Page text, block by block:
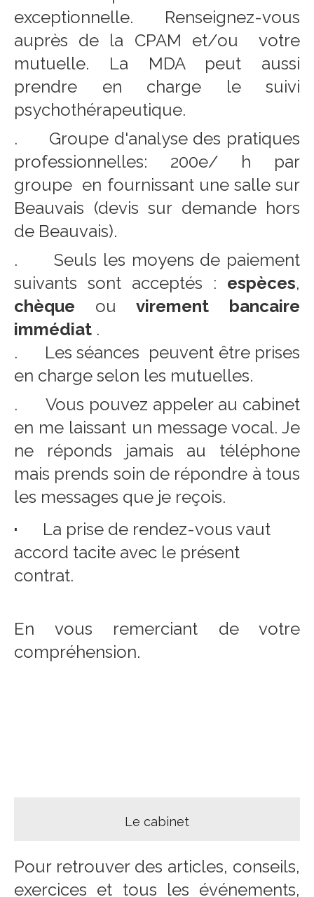
exceptionnelle. Renseignez-vous
auprès de la CPAM et/ou votre
mutuelle. La MDA peut aussi
prendre en charge le suivi
psychothérapeutique.
. Groupe d'analyse des pratiques
professionnelles: 200e/ h par
groupe en fournissant une salle sur
Beauvais (devis sur demande hors
de Beauvais).
. Seuls les moyens de paiement
suivants sont acceptés : espèces,
chèque ouvirement bancaire
immédiat .
. Les séances peuvent être prises
en charge selon les mutuelles.
.Vous pouvez appeler au cabinet
en me laissant un message vocal. Je
ne réponds jamais au téléphone
mais prends soin de répondre à tous
les messages que je reçois.
· La prise de rendez-vous vaut
accord tacite avec le présent
contrat.
En vous remerciant de votre
compréhension.
Le cabinet
Pour retrouver des articles, conseils,
exercices et tous les événements,